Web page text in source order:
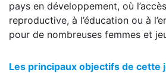
pays en développement, où
reproductive, à l’éducation ou à
pour de nombreuses femmes et
Les principaux objectifs de cette